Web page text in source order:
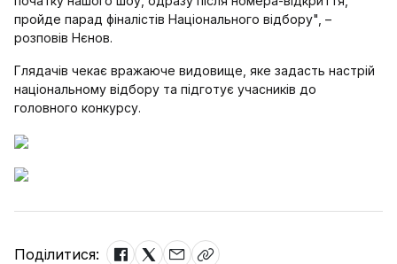
пройде парад фіналістів Національного відбору", –
розповів Нєнов.
Глядачів чекає вражаюче видовище, яке задасть настрій
національному відбору та підготує учасників до
головного конкурсу.
Поділитися: